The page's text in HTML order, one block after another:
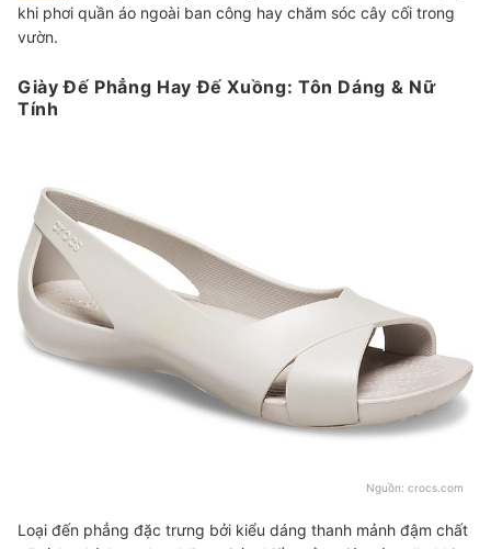
khi phơi quần áo ngoài ban công hay chăm sóc cây cối trong
vườn.
Giày Đế Phẳng Hay Đế Xuồng: Tôn Dáng & Nữ
Tính
Nguồn: crocs.com
Loại đến phẳng đặc trưng bởi kiểu dáng thanh mảnh đậm chất